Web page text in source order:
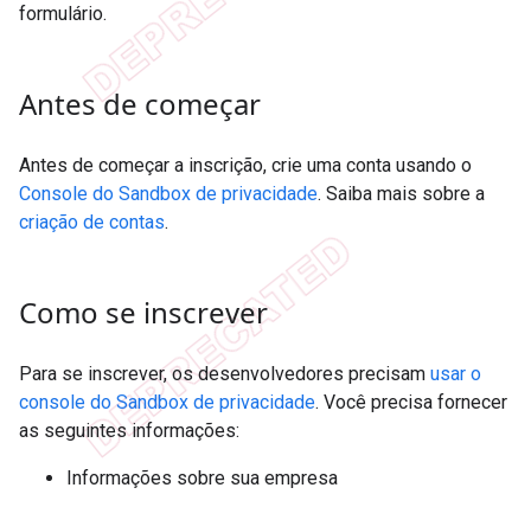
formulário.
Antes de começar
Antes de começar a inscrição, crie uma conta usando o
Console do Sandbox de privacidade. Saiba mais sobre a
criação de contas.
Como se inscrever
Para se inscrever, os desenvolvedores precisam usar o
console do Sandbox de privacidade. Você precisa fornecer
as seguintes informações:
Informações sobre sua empresa